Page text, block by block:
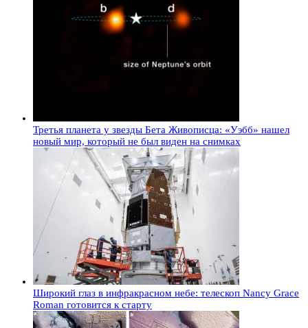
Третья планета у звезды Бета Живописца: «Уэбб» нашел
новый мир, который не был виден на снимках
Широкий глаз в инфракрасном небе: телескоп Nancy Grace
Roman готовится к старту